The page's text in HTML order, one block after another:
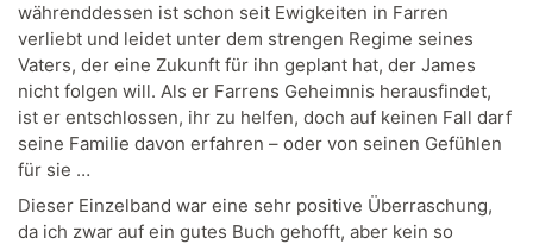
währenddessen ist schon seit Ewigkeiten in Farren
verliebt und leidet unter dem strengen Regime seines
Vaters, der eine Zukunft für ihn geplant hat, der James
nicht folgen will. Als er Farrens Geheimnis herausfindet,
ist er entschlossen, ihr zu helfen, doch auf keinen Fall darf
seine Familie davon erfahren – oder von seinen Gefühlen
für sie …
Dieser Einzelband war eine sehr positive Überraschung,
da ich zwar auf ein gutes Buch gehofft, aber kein so